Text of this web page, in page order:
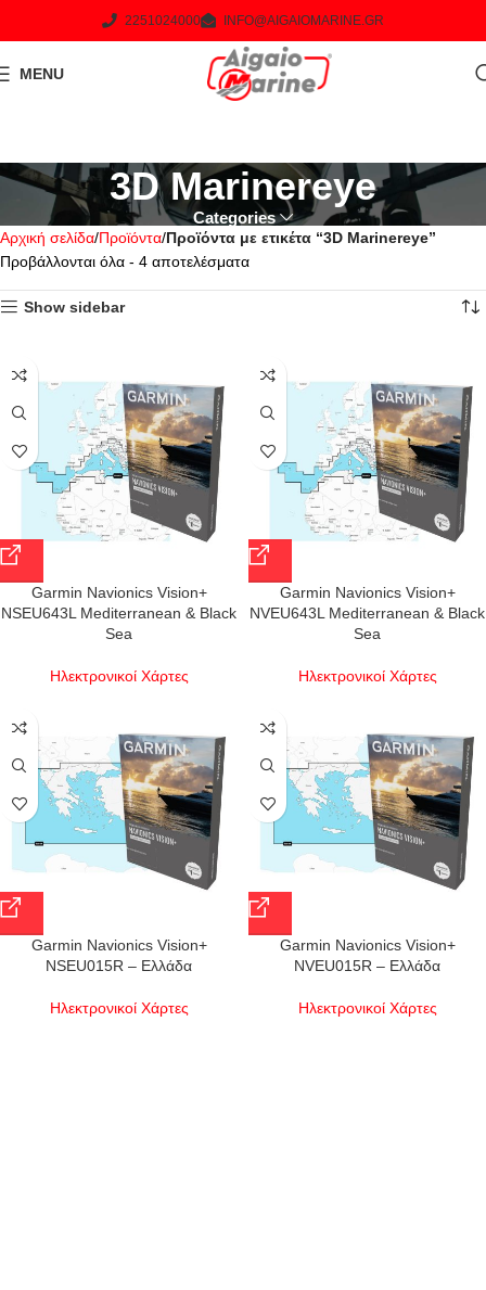
2251024000 INFO@AIGAIOMARINE.GR
MENU
3D Marinereye
Categories
Αρχική σελίδα Προϊόντα Προϊόντα με ετικέτα “3D Marinereye”
Προβάλλονται όλα - 4 αποτελέσματα
Show sidebar
Garmin Navionics Vision+
NSEU643L Mediterranean & Black
Sea
Ηλεκτρονικοί Χάρτες
Garmin Navionics Vision+
NVEU643L Mediterranean & Black
Sea
Ηλεκτρονικοί Χάρτες
Garmin Navionics Vision+
NSEU015R – Ελλάδα
Ηλεκτρονικοί Χάρτες
Garmin Navionics Vision+
NVEU015R – Ελλάδα
Ηλεκτρονικοί Χάρτες